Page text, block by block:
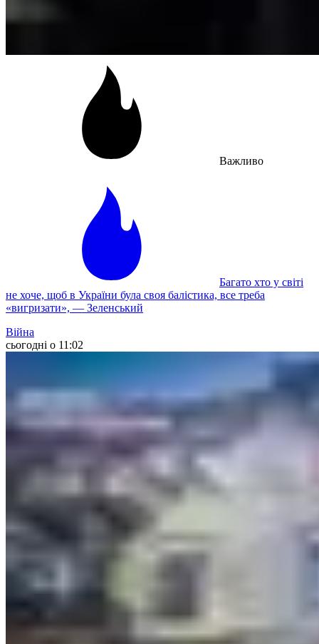
Важливо
Багато хто у світі
не хоче, щоб в України була своя балістика, все треба
«вигризати», — Зеленський
Війна
сьогодні о 11:02